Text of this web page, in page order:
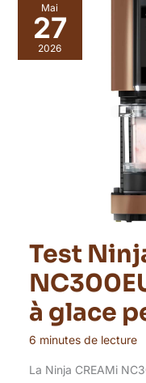
Mai
27
2026
Test
à glace
6 minutes de lecture
La Ninja CREAMi